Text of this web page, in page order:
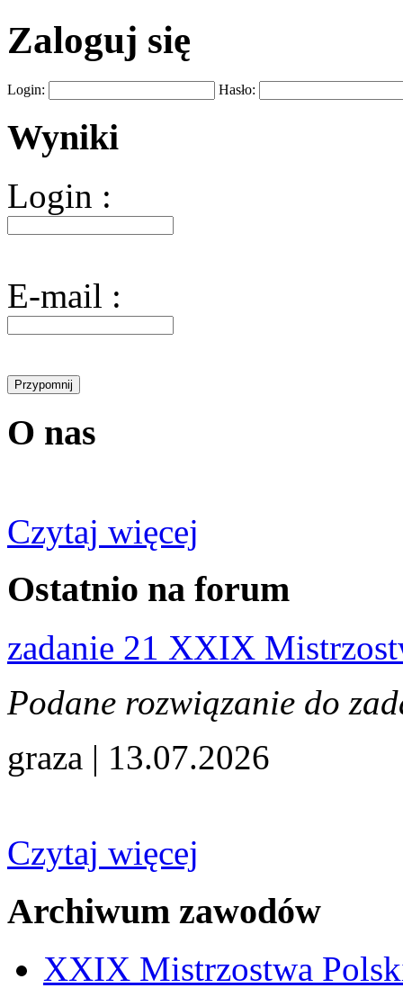
Zaloguj się
Login: Hasło:
Wyniki
Login :
E-mail :
O nas
Czytaj więcej
Ostatnio na forum
zadanie 21 XXIX
Podane rozwiązanie do
graza | 13.07.2026
Czytaj więcej
Archiwum zawodów
XXIX Mistrzostwa